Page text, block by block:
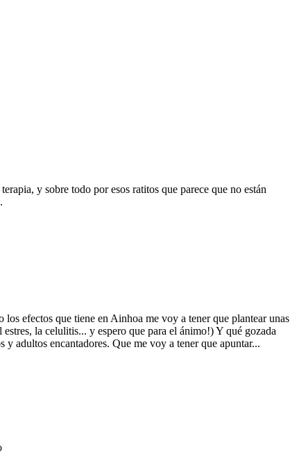
y sobre todo por esos ratitos que parece que no están
efectos que tiene en Ainhoa me voy a tener que plantear unas
la celulitis... y espero que para el ánimo!) Y qué gozada
adultos encantadores. Que me voy a tener que apuntar...